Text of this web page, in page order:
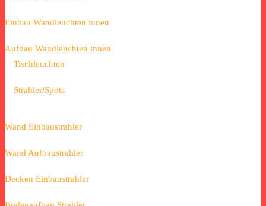
Einbau Wandleuchten innen
Aufbau Wandleuchten innen
Tischleuchten
Strahler/Spots
Wand Einbaustrahler
Wand Aufbaustrahler
Decken Einbaustrahler